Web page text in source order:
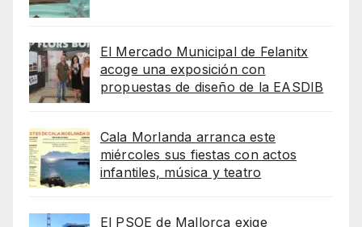
El Mercado Municipal de Felanitx
acoge una exposición con
propuestas de diseño de la EASDIB
Cala Morlanda arranca este
miércoles sus fiestas con actos
infantiles, música y teatro
El PSOE de Mallorca exige